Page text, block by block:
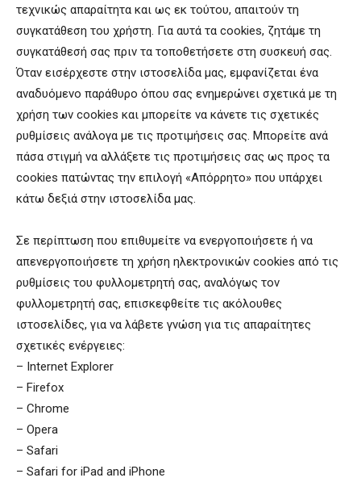
τεχνικώς απαραίτητα και ως εκ τούτου, απαιτούν τη
συγκατάθεση του χρήστη. Για αυτά τα cookies, ζητάμε τη
συγκατάθεσή σας πριν τα τοποθετήσετε στη συσκευή σας.
Όταν εισέρχεστε στην ιστοσελίδα μας, εμφανίζεται ένα
αναδυόμενο παράθυρο όπου σας ενημερώνει σχετικά με τη
χρήση των cookies και μπορείτε να κάνετε τις σχετικές
ρυθμίσεις ανάλογα με τις προτιμήσεις σας. Μπορείτε ανά
πάσα στιγμή να αλλάξετε τις προτιμήσεις σας ως προς τα
cookies πατώντας την επιλογή «Απόρρητο» που υπάρχει
κάτω δεξιά στην ιστοσελίδα μας.
Σε περίπτωση που επιθυμείτε να ενεργοποιήσετε ή να
απενεργοποιήσετε τη χρήση ηλεκτρονικών cookies από τις
ρυθμίσεις του φυλλομετρητή σας, αναλόγως τον
φυλλομετρητή σας, επισκεφθείτε τις ακόλουθες
ιστοσελίδες, για να λάβετε γνώση για τις απαραίτητες
σχετικές ενέργειες:
– Internet Explorer
– Firefox
– Chrome
– Opera
– Safari
– Safari for iPad and iPhone